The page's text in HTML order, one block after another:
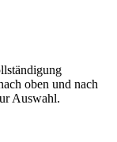
oben und nach
Auswahl.